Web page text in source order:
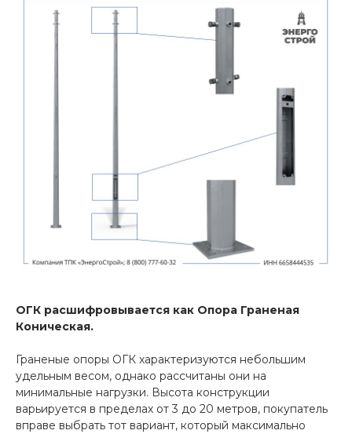
ОГК расшифровывается как Опора Граненая
Коническая.
Граненые опоры ОГК характеризуются небольшим
удельным весом, однако рассчитаны они на
минимальные нагрузки. Высота конструкции
варьируется в пределах от 3 до 20 метров, покупатель
вправе выбрать тот вариант, который максимально